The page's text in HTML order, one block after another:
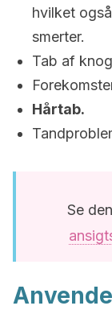
hvilket
smerter.
Tab af
Hårtab.
Se